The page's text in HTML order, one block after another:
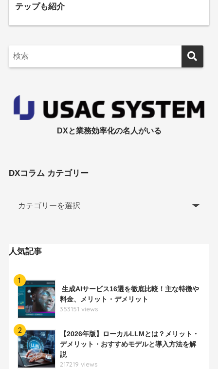
テップも紹介
DXと業務効率化の名人がいる
DXコラム カテゴリー
人気記事
1
生成AIサービス16選を徹底比較！主な特徴や
料金、メリット・デメリット
353151 views
2
【2026年版】ローカルLLMとは？メリット・
デメリット・おすすめモデルと導入方法を解
説
217219 views